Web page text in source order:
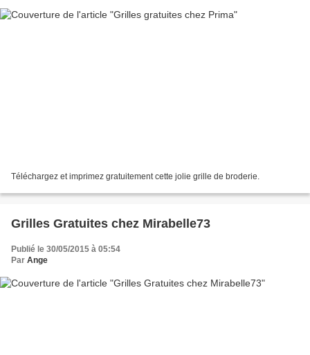
Téléchargez et imprimez gratuitement cette jolie grille de broderie.
Grilles Gratuites chez Mirabelle73
Publié le 30/05/2015 à 05:54
Par Ange